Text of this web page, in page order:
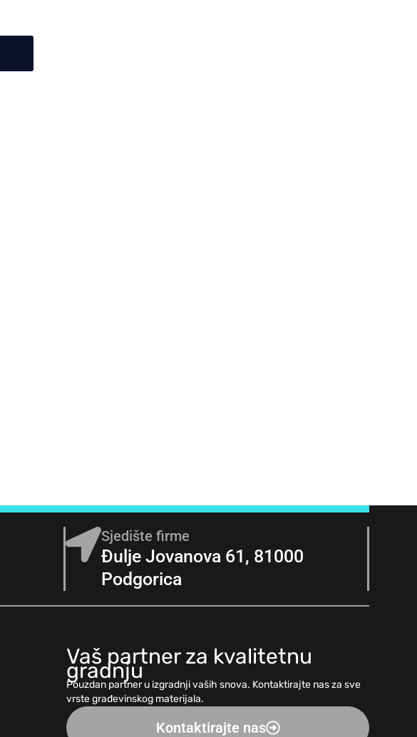
Sjedište firme
Đulje Jovanova 61, 81000
Podgorica
Vaš partner za kvalitetnu
gradnju
Pouzdan partner u izgradnji vaših snova. Kontaktirajte nas za sve
vrste građevinskog materijala.
Kontaktirajte nas